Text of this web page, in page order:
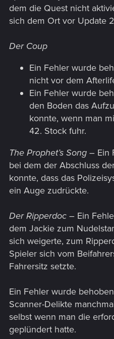
dem die Quest nicht
sich dem Ort vor Update
Der Coup
Ein Fehler wurde
nicht vor dem
Ein Fehler wurde
den Boden das
konnte, wenn man
42. Stock fuhr.
The Prophet’s Song – Ein
bei dem der Abschluss
konnte, dass das
ein Auge zudrückte.
Der Ripperdoc – Ein
dem Jackie zum
sich weigerte, zum
Spieler sich vom
Fahrersitz setzte.
Ein Fehler wurde
Scanner-Delikte
selbst wenn man die
geplündert hatte.